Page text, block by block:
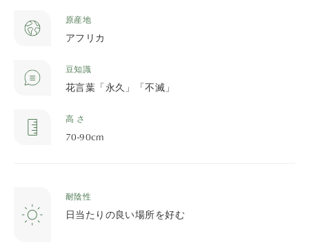
原産地
アフリカ
豆知識
花言葉「永久」「不滅」
高 さ
70-90cm
耐陰性
日当たりの良い場所を好む